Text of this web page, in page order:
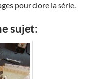
pour clore la série.
sujet: